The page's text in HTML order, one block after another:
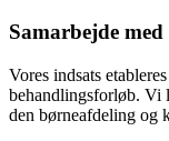
Samarbejde
Vores indsats
behandlingsforløb. Vi
den børneafdeling og